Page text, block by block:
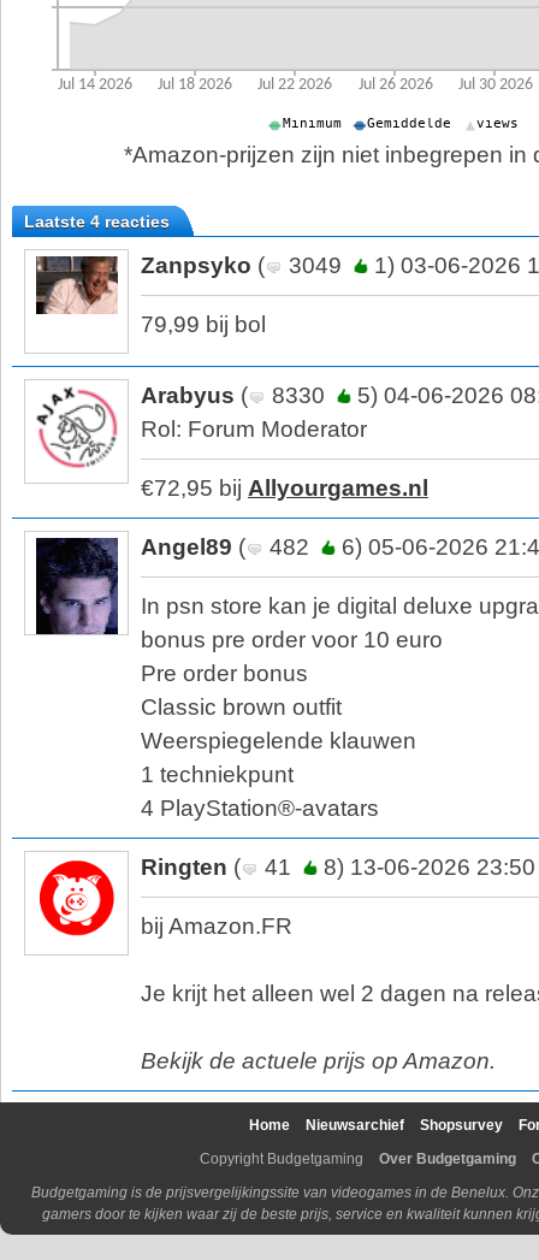
*Amazon-prijzen zijn niet inbegrepen in
Laatste 4 reacties
Zanpsyko ( 3049 1) 03-06-2026
79,99 bij bol
Arabyus ( 8330
5) 04-06-2026
Rol: Forum Moderator
€72,95 bij Allyourgames.nl
Angel89 ( 482 6) 05-06-2026
In psn store kan je digital deluxe
bonus pre order voor 10 euro
Pre order bonus
Classic brown outfit
Weerspiegelende klauwen
1 techniekpunt
4 PlayStation®-avatars
Ringten ( 41 8) 13-06-2026 23:50
bij Amazon.FR
Je krijt het alleen wel 2 dagen na
Bekijk de actuele prijs op Amazon.
Home Nieuwsarchief Shopsurvey
Copyright Budgetgaming
Over Budgetgaming
Budgetgaming is de prijsvergelijkingssite van videogames in de Benelux.
gamers door te kijken waar zij de beste prijs, service en kwaliteit kunnen